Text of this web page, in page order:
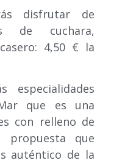
disfrutar de
de cuchara,
4,50 € la
especialidades
que es una
con relleno de
propuesta que
auténtico de la